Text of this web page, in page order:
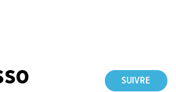
SUIVRE